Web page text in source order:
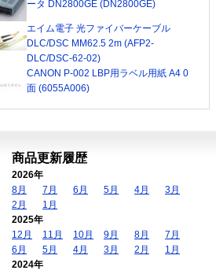
ータ DN2800GE (DN2800GE)
エイム電子 光ファイバーケーブル
DLC/DSC MM62.5 2m (AFP2-
DLC/DSC-62-02)
CANON P-002 LBP用ラベル用紙 A4 0
面 (6055A006)
商品更新履歴
2026年
8月
7月 6月 5月 4月
3月
2月
1月
2025年
12月
11月 10月 9月 8月
7月
6月
5月 4月 3月 2月
1月
2024年